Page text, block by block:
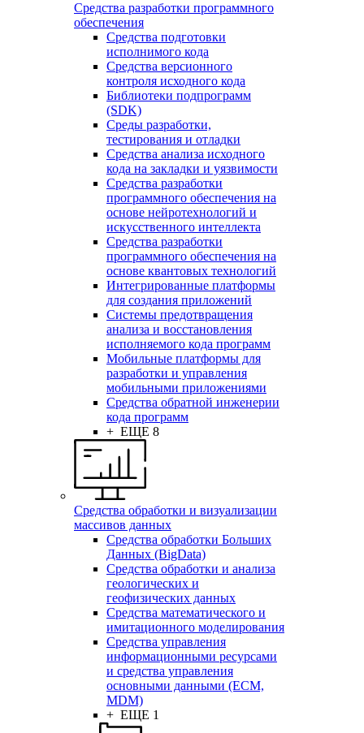
Средства разработки программного
обеспечения
Средства подготовки
исполнимого кода
Средства версионного
контроля исходного кода
Библиотеки подпрограмм
(SDK)
Среды разработки,
тестирования и отладки
Средства анализа исходного
кода на закладки и уязвимости
Средства разработки
программного обеспечения на
основе нейротехнологий и
искусственного интеллекта
Средства разработки
программного обеспечения на
основе квантовых технологий
Интегрированные платформы
для создания приложений
Системы предотвращения
анализа и восстановления
исполняемого кода программ
Мобильные платформы для
разработки и управления
мобильными приложениями
Средства обратной инженерии
кода программ
+ ЕЩЕ 8
Средства обработки и визуализации
массивов данных
Средства обработки Больших
Данных (BigData)
Средства обработки и анализа
геологических и
геофизических данных
Средства математического и
имитационного моделирования
Средства управления
информационными ресурсами
и средства управления
основными данными (ECM,
MDM)
+ ЕЩЕ 1